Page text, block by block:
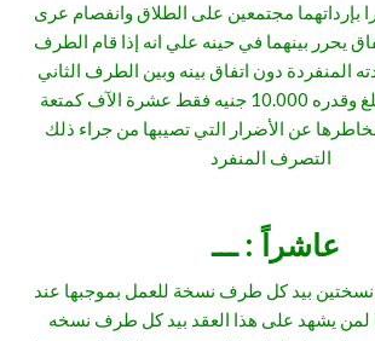
بإرداتهما مجتمعين على الطلاق وانفصام عرى
يحرر بينهما في حينه علي انه إذا قام الطرف
المنفردة دون اتفاق بينه وبين الطرف الثاني
فانه يلتزم بدفع مبلغ وقدره 10.000 جنيه فقط عشرة الآف كمتعة
لخاطرها عن الأضرار التي تصيبها من جراء ذلك
التصرف المنفرد
عاشراً : ـــ
نسختين بيد كل طرف نسخة للعمل بموجبها عند
لمن يشهد على هذا العقد بيد كل طرف نسخه